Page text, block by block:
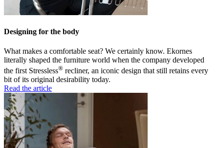
Designing for the body
What makes a comfortable seat? We certainly know. Ekornes
literally shaped the furniture world when the company developed
the first Stressless® recliner, an iconic design that still retains every
bit of its original desirability today.
Read the article